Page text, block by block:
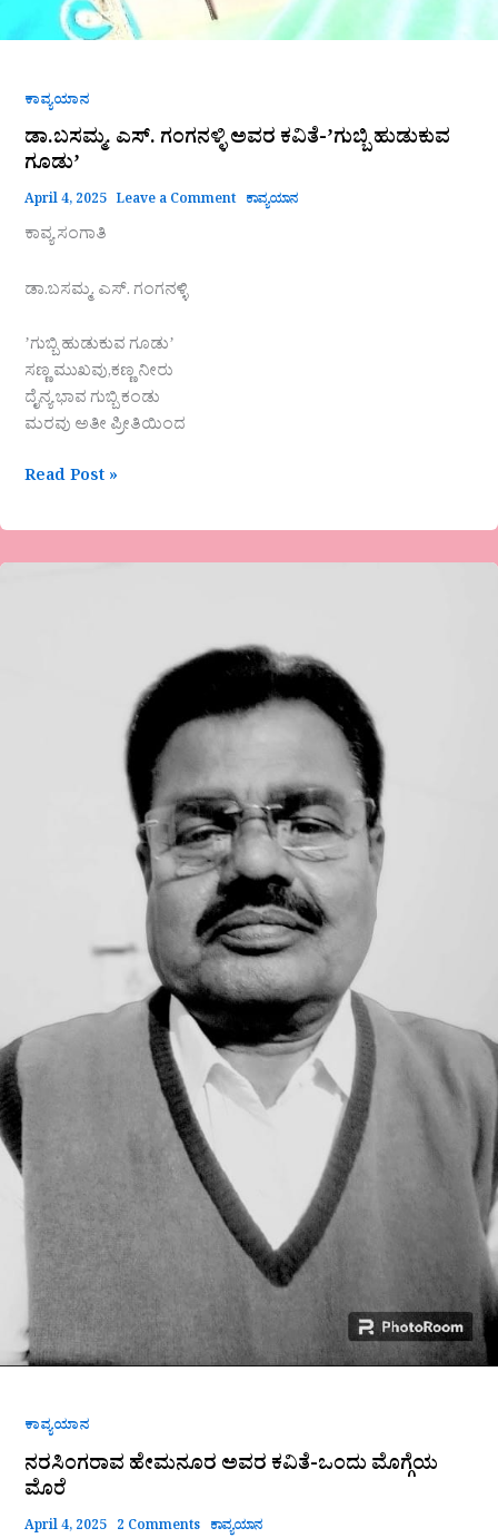
ಕಾವ್ಯಯಾನ
ಡಾ.ಬಸಮ್ಮ. ಎಸ್. ಗಂಗನಳ್ಳಿ ಅವರ ಕವಿತೆ-ʼಗುಬ್ಬಿ ಹುಡುಕುವ
ಗೂಡುʼ
April 4, 2025 Leave a Comment ಕಾವ್ಯಯಾನ
ಕಾವ್ಯ ಸಂಗಾತಿ
ಡಾ.ಬಸಮ್ಮ. ಎಸ್. ಗಂಗನಳ್ಳಿ
ʼಗುಬ್ಬಿ ಹುಡುಕುವ ಗೂಡುʼ
ಸಣ್ಣ ಮುಖವು,ಕಣ್ಣ ನೀರು
ದೈನ್ಯ ಭಾವ ಗುಬ್ಬಿ ಕಂಡು
ಮರವು ಅತೀ ಪ್ರೀತಿಯಿಂದ
Read Post »
ಕಾವ್ಯಯಾನ
ನರಸಿಂಗರಾವ ಹೇಮನೂರ ಅವರ ಕವಿತೆ-ಒಂದು ಮೊಗ್ಗೆಯ
ಮೊರೆ
April 4, 2025 2 Comments ಕಾವ್ಯಯಾನ